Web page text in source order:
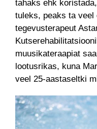
tahaks ehk
tuleks, peaks ta veel
tegevusterapeut
muusikateraapiat
lootusrikas, kuna
veel 25-aastaseltki